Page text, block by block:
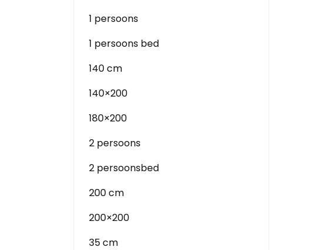
1 persoons
1 persoons bed
140 cm
140×200
180×200
2 persoons
2 persoonsbed
200 cm
200×200
35 cm